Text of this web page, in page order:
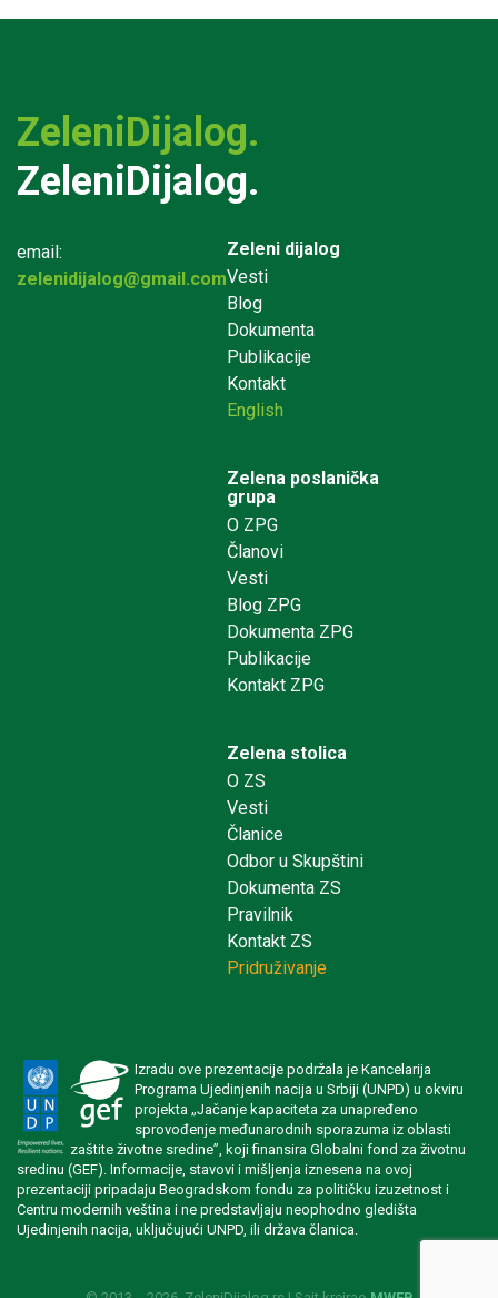
ZeleniDijalog.
ZeleniDijalog.
email:
zelenidijalog@gmail.com
Zeleni dijalog
Vesti
Blog
Dokumenta
Publikacije
Kontakt
English
Zelena poslanička
grupa
O ZPG
Članovi
Vesti
Blog ZPG
Dokumenta ZPG
Publikacije
Kontakt ZPG
Zelena stolica
O ZS
Vesti
Članice
Odbor u Skupštini
Dokumenta ZS
Pravilnik
Kontakt ZS
Pridruživanje
Izradu ove prezentacije podržala je Kancelarija
Programa Ujedinjenih nacija u Srbiji (UNPD) u okviru
projekta „Jačanje kapaciteta za unapređeno
sprovođenje međunarodnih sporazuma iz oblasti
zaštite životne sredine”, koji finansira Globalni fond za životnu
sredinu (GEF). Informacije, stavovi i mišljenja iznesena na ovoj
prezentaciji pripadaju Beogradskom fondu za političku izuzetnost i
Centru modernih veština i ne predstavljaju neophodno gledišta
Ujedinjenih nacija, uključujući UNPD, ili država članica.